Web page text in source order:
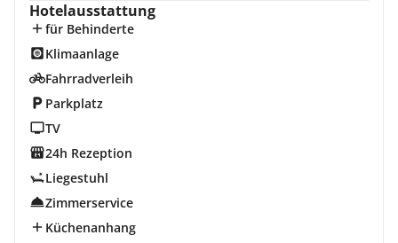
Hotelausstattung
für Behinderte
Klimaanlage
Fahrradverleih
Parkplatz
TV
24h Rezeption
Liegestuhl
Zimmerservice
Küchenanhang